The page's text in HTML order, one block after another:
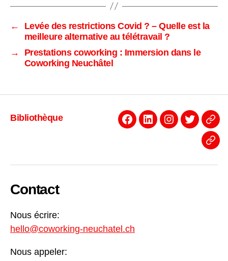
←
Levée des restrictions Covid ? – Quelle est la
meilleure alternative au télétravail ?
→
Prestations coworking : Immersion dans le
Coworking Neuchâtel
Bibliothèque
Facebook
LinkedinInstagram
Twitter
Contact
Nous écrire:
hello@coworking-neuchatel.ch
Nous appeler: